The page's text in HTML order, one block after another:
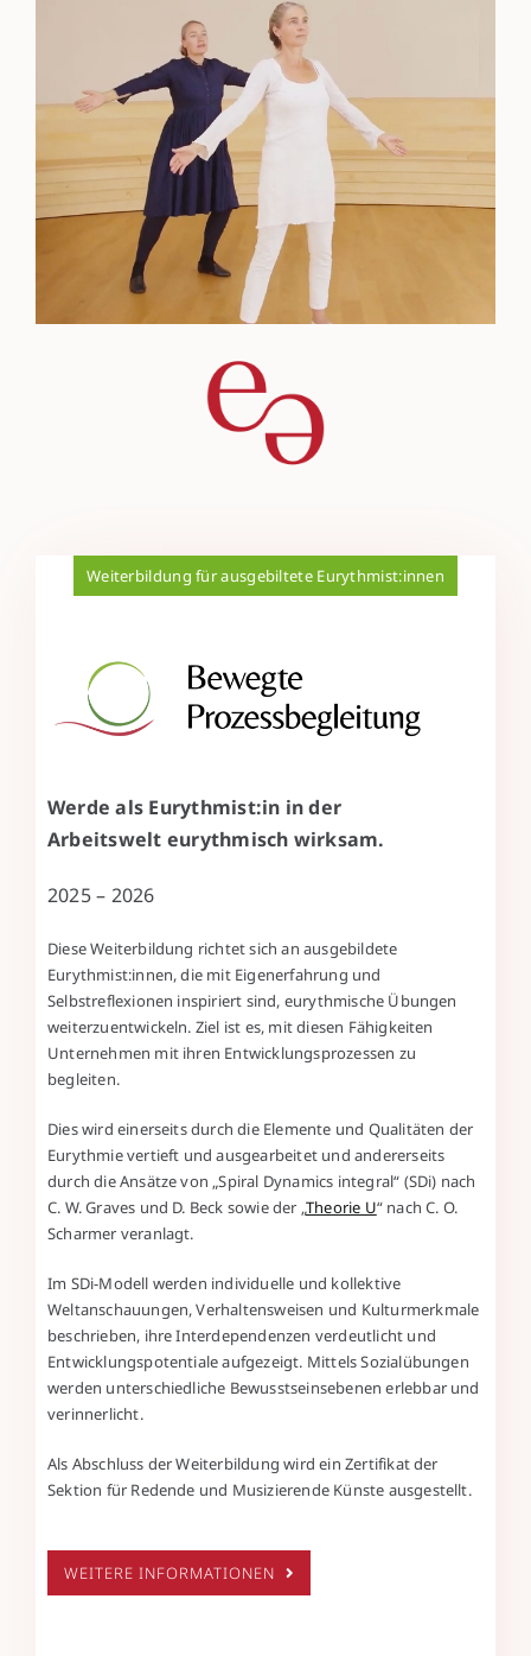
Weiterbildung für ausgebiltete Eurythmist:innen
Werde als Eurythmist:in in der
Arbeitswelt eurythmisch wirksam.
2025 – 2026
Diese Weiterbildung richtet sich an ausgebildete
Eurythmist:innen, die mit Eigenerfahrung und
Selbstreflexionen inspiriert sind, eurythmische Übungen
weiterzuentwickeln. Ziel ist es, mit diesen Fähigkeiten
Unternehmen mit ihren Entwicklungsprozessen zu
begleiten.
Dies wird einerseits durch die Elemente und Qualitäten der
Eurythmie vertieft und ausgearbeitet und andererseits
durch die Ansätze von „Spiral Dynamics integral“ (SDi) nach
C. W. Graves und D. Beck sowie der „Theorie U“ nach C. O.
Scharmer veranlagt.
Im SDi-Modell werden individuelle und kollektive
Weltanschauungen, Verhaltensweisen und Kulturmerkmale
beschrieben, ihre Interdependenzen verdeutlicht und
Entwicklungspotentiale aufgezeigt. Mittels Sozialübungen
werden unterschiedliche Bewusstseinsebenen erlebbar und
verinnerlicht.
Als Abschluss der Weiterbildung wird ein Zertifikat der
Sektion für Redende und Musizierende Künste ausgestellt.
WEITERE INFORMATIONEN